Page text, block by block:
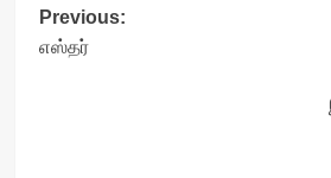
Post
navigation
Previous:
எஸ்தர்